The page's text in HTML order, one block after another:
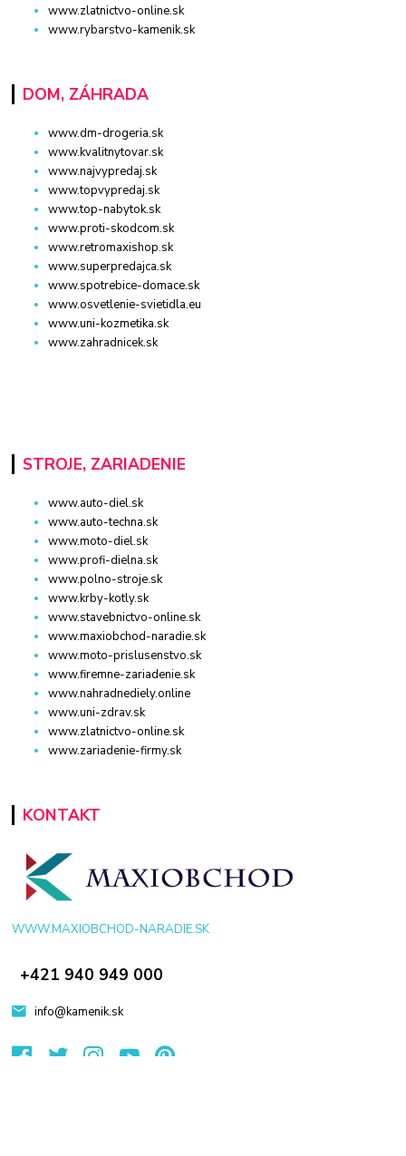
www.zlatnictvo-online.sk
www.rybarstvo-kamenik.sk
DOM, ZÁHRADA
www.dm-drogeria.sk
www.kvalitnytovar.sk
www.najvypredaj.sk
www.topvypredaj.sk
www.top-nabytok.sk
www.proti-skodcom.sk
www.retromaxishop.sk
www.superpredajca.sk
www.spotrebice-domace.sk
www.osvetlenie-svietidla.eu
www.uni-kozmetika.sk
www.zahradnicek.sk
STROJE, ZARIADENIE
www.auto-diel.sk
www.auto-techna.sk
www.moto-diel.sk
www.profi-dielna.sk
www.polno-stroje.sk
www.krby-kotly.sk
www.stavebnictvo-online.sk
www.maxiobchod-naradie.sk
www.moto-prislusenstvo.sk
www.firemne-zariadenie.sk
www.nahradnediely.online
www.uni-zdrav.sk
www.zlatnictvo-online.sk
www.zariadenie-firmy.sk
KONTAKT
WWW.MAXIOBCHOD-NARADIE.SK
+421 940 949 000
info@kamenik.sk